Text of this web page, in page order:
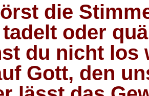
die
oder
du nicht los
Gott, den